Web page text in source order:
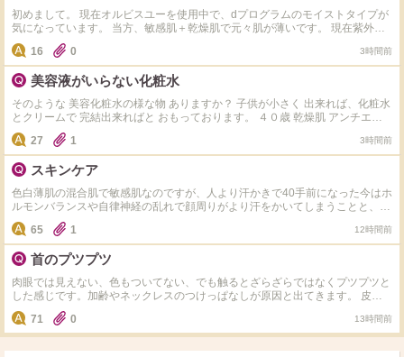
初めまして。 現在オルビスユーを使用中で、dプログラムのモイストタイプが
気になっています。 当方、敏感肌＋乾燥肌で元々肌が薄いです。 現在紫外線
の影響で肌表面のキメが乱れ透明感も低下中。 オルビスユーを使っていて大
きな不満はないのですが、若干てかりや表面のべたっとした感じが気になるか
なぁ。という感じです。 dプログラムはサンプルをいただき使用したところ、
オルビスユーに比べるとなんとなく肌がふっくらして、でもベタつかず潤って
る…かなぁ。という感想でした。 どちらも使ったことがあるという方がいた
ら、おすすめポイントなど教えていただけると嬉しいです。
16 0 3時間前
美容液がいらない化粧水
そのような 美容化粧水の様な物 ありますか？ 子供が小さく 出来れば、化粧水
とクリームで 完結出来ればと おもっております。 ４０歳 乾燥肌 アンチエイ
27 1 3時間前
スキンケア
色白薄肌の混合肌で敏感肌なのですが、人より汗かきで40手前になった今はホ
ルモンバランスや自律神経の乱れで顔周りがより汗をかいてしまうことと、毎
日のエアコンで内側が乾いている感じがします。同じような方いましたらどの
ようなスキンケアをしているか教えて下さい。今はちふれの水色のパッケージ
の美白タイプの化粧水とヒト型セラミドのクリームでスキンケアしてます。か
なり敏感肌でキュレルやdプロやノブやミノンなど有名な敏感肌用のスキンケ
アは色々使ってみましたが肌荒れが起きてしまい合わなかった為なかなか新し
い物にチャレンジする勇気が出ないです。
65 1 12時間前
首のプツプツ
肉眼では見えない、色もついてない、でも触るとざらざらではなくプツプツと
した感じです。加齢やネックレスのつけっぱなしが原因と出てきます。 皮膚
科へ行こうと思っていますが、同じような方、市販ではどのようなケアをして
いるか教えてください。 わたしはいまのところ化粧水(クレド)とクリーム(ア
ンブリオリス)＋朝なら日焼け止めという感じにしていて特別なケアはしてい
ないため、プツプツ特化？のケアがあれば教えてください。
71 0 13時間前